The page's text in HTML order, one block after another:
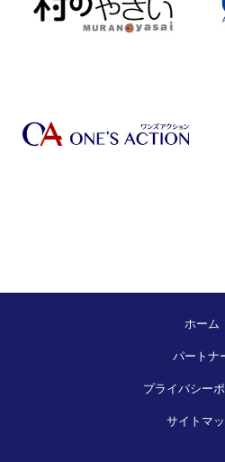
ホーム
パートナ
プライバシー
サイトマ